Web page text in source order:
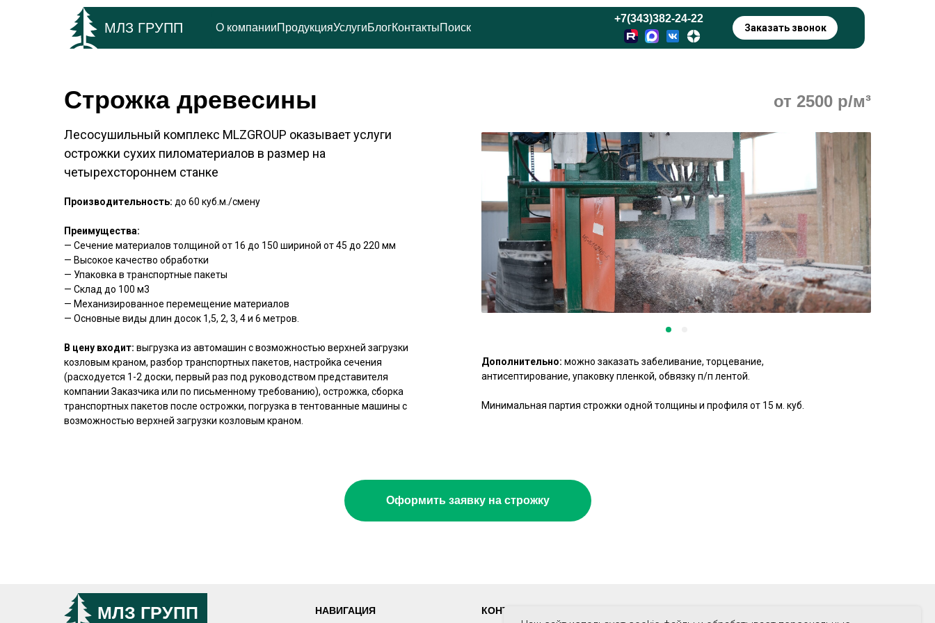
О компанииПродукцияУслугиБлогКонтактыПоиск
МЛЗ ГРУПП
+7(343)382-24-22
Заказать звонок
Лесосушильный комплекс MLZGROUP оказывает услуги
острожки сухих пиломатериалов в размер на
четырехстороннем станке
Строжка древесины от 2500 р/м³
Производительность: до 60 куб.м./смену
Преимущества:
— Сечение материалов толщиной от 16 до 150 шириной от 45 до 220 мм
— Высокое качество обработки
— Упаковка в транспортные пакеты
— Склад до 100 м3
— Механизированное перемещение материалов
— Основные виды длин досок 1,5, 2, 3, 4 и 6 метров.
В цену входит: выгрузка из автомашин с возможностью верхней загрузки
козловым краном, разбор транспортных пакетов, настройка сечения
(расходуется 1-2 доски, первый раз под руководством представителя
компании Заказчика или по письменному требованию), острожка, сборка
транспортных пакетов после острожки, погрузка в тентованные машины с
возможностью верхней загрузки козловым краном.
Дополнительно: можно заказать забеливание, торцевание,
антисептирование, упаковку пленкой, обвязку п/п лентой.
Минимальная партия строжки одной толщины и профиля от 15 м. куб.
Оформить заявку на строжку
НАВИГАЦИЯ КОНТАКТЫ
МЛЗ ГРУПП